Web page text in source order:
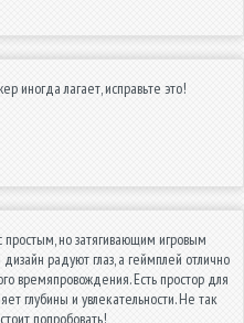
иногда лагает, исправьте это!
но затягивающим игровым
радуют глаз, а геймплей отлично
времяпровождения. Есть простор для
глубины и увлекательности. Не так
попробовать!